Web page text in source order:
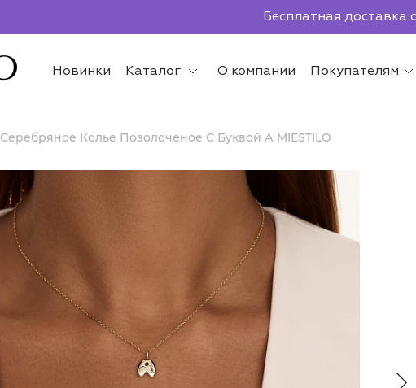
Бесплатная доставка
Новинки
Каталог О компании Покупателям
Серебряное Колье Позолоченое С Буквой А MIESTILO